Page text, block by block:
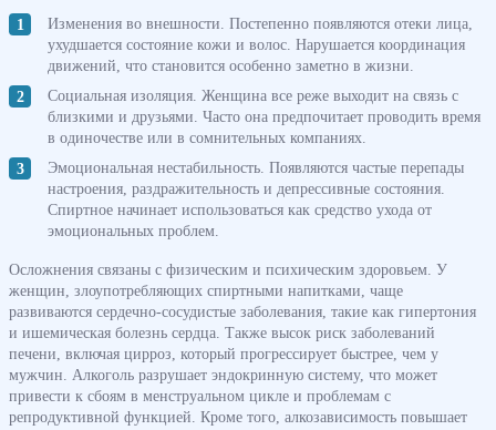
Изменения во внешности. Постепенно появляются отеки лица,
ухудшается состояние кожи и волос. Нарушается координация
движений, что становится особенно заметно в жизни.
Социальная изоляция. Женщина все реже выходит на связь с
близкими и друзьями. Часто она предпочитает проводить время
в одиночестве или в сомнительных компаниях.
Эмоциональная нестабильность. Появляются частые перепады
настроения, раздражительность и депрессивные состояния.
Спиртное начинает использоваться как средство ухода от
эмоциональных проблем.
Осложнения связаны с физическим и психическим здоровьем. У
женщин, злоупотребляющих спиртными напитками, чаще
развиваются сердечно-сосудистые заболевания, такие как гипертония
и ишемическая болезнь сердца. Также высок риск заболеваний
печени, включая цирроз, который прогрессирует быстрее, чем у
мужчин. Алкоголь разрушает эндокринную систему, что может
привести к сбоям в менструальном цикле и проблемам с
репродуктивной функцией. Кроме того, алкозависимость повышает